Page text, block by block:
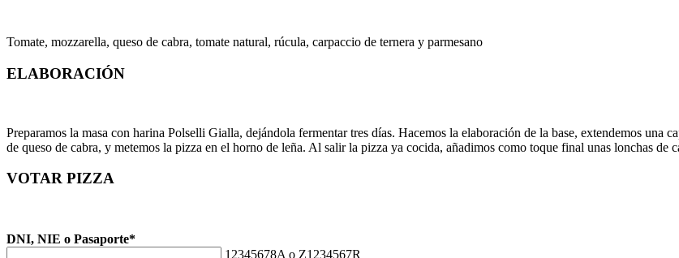
Tomate, mozzarella, queso de cabra, tomate natural, rúcula, carpaccio de ternera y parmesano
ELABORACIÓN
Preparamos la masa con harina Polselli Gialla, dejándola fermentar tres días. Hacemos la elaboración de la base, extendemos una
de queso de cabra, y metemos la pizza en el horno de leña. Al salir la pizza ya cocida, añadimos como toque final unas lonchas de
VOTAR PIZZA
DNI, NIE o Pasaporte*
12345678A o Z1234567R